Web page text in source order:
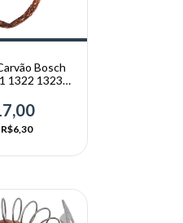
Bosch
1322 1323
R$6,30